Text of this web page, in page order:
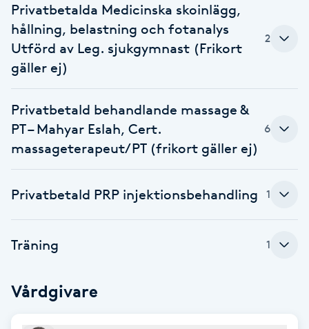
Cryoterapi
D
Damklippning
Dermapen
Diamantslipning
Extensions
Extensions borttagning
Eyeliner-tatuering
Privatbetalda Medicinska skoinlägg,
hållning, belastning och fotanalys
Utförd av Leg. sjukgymnast (Frikort
gäller ej)
2
Privatbetald behandlande massage &
PT – Mahyar Eslah, Cert.
massageterapeut/PT (frikort gäller ej)
6
Privatbetald PRP injektionsbehandling 1
Träning 1
Vårdgivare